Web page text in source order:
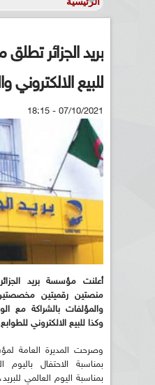
بريد الجزائر
للبيع الالكتروني
07/10/2021 - 18:15
أعلنت مؤسسة بريد
منصتين رقميتين
والمؤلفات بالشراكة مع
وكذا للبيع الالكتروني للطوابع
وصرحت المديرة العامة
بمناسبة الاحتفال باليوم
بمناسبة اليوم العالمي